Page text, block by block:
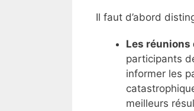
Il faut d’abord
Les réunions
participants
informer les
meilleurs